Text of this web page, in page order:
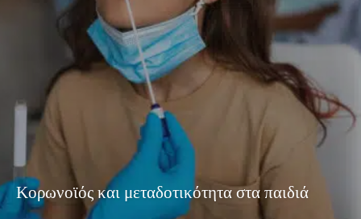
Κορωνοϊός και μεταδοτικότητα στα παιδιά